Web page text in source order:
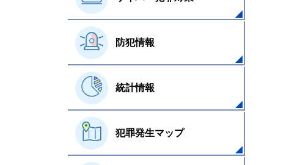
防犯情報
統計情報
犯罪発生マップ